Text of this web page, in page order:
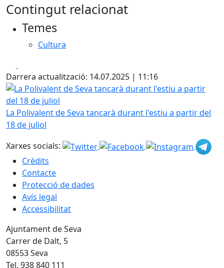
Contingut relacionat
Temes
Cultura
Darrera actualització: 14.07.2025 | 11:16
La Polivalent de Seva tancarà durant l'estiu a partir del
La Polivalent de Seva tancarà durant l'estiu a partir del
18 de juliol
Xarxes socials:
Crèdits
Contacte
Protecció de dades
Avís legal
Accessibilitat
Ajuntament de Seva
Carrer de Dalt, 5
08553 Seva
Tel. 938 840 111